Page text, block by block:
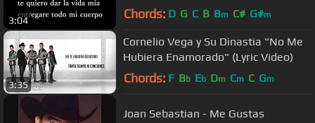
3:04 Chords: D G C B Bm C# G#m
3:35
Cornelio Vega y Su Dinastia "No Me
Hubiera Enamorado" (Lyric Video)
Chords: F Bb Eb Dm Cm C Gm
Joan Sebastian - Me Gustas